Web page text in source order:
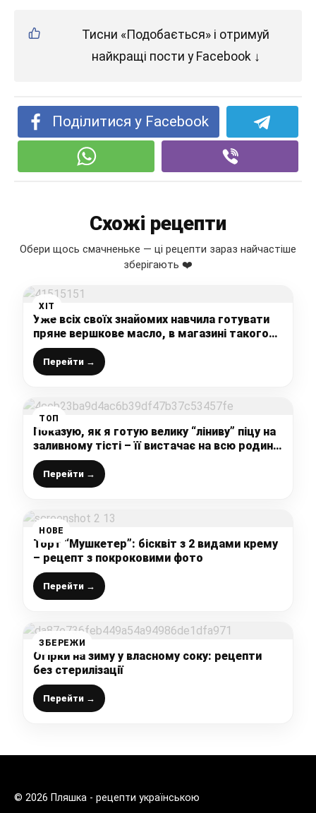
Тисни «Подобається» і отримуй
найкращі пости у Facebook ↓
Поділитися у Facebook
Схожі рецепти
Обери щось смачненьке — ці рецепти зараз найчастіше
зберігають ❤️
ХІТ
Уже всіх своїх знайомих навчила готувати
пряне вершкове масло, в магазині такого
не купиш – домашнє найсмачніше
Перейти →
ТОП
Показую, як я готую велику “ліниву” піцу на
заливному тісті – її вистачає на всю родину
– начинку завжди беру різну
Перейти →
НОВЕ
Торт “Мушкетер”: бісквіт з 2 видами крему
– рецепт з покроковими фото
Перейти →
ЗБЕРЕЖИ
Огірки на зиму у власному соку: рецепти
без стерилізації
Перейти →
© 2026 Пляшка - рецепти українською